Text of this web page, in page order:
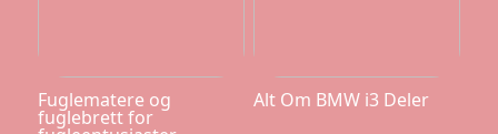
Fuglematere og
fuglebrett for
Alt Om BMW i3 Deler